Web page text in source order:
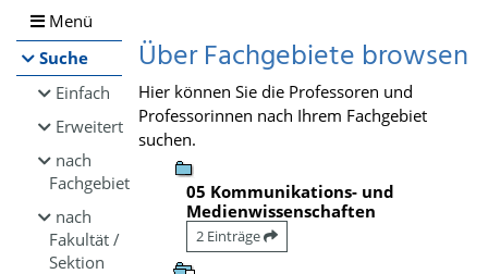
Menü
Suche
Einfach
Erweitert
nach
Fachgebiet
nach
Fakultät /
Sektion
Über Fachgebiete browsen
Hier können Sie die Professoren und
Professorinnen nach Ihrem Fachgebiet
suchen.
05 Kommunikations- und
Medienwissenschaften
2 Einträge